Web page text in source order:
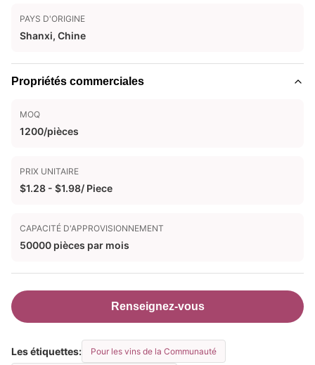
PAYS D'ORIGINE
Shanxi, Chine
Propriétés commerciales
MOQ
1200/pièces
PRIX UNITAIRE
$1.28 - $1.98/ Piece
CAPACITÉ D'APPROVISIONNEMENT
50000 pièces par mois
Renseignez-vous
Les étiquettes: Pour les vins de la Communauté